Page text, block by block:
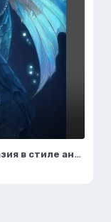
Морская императрица: Темная фантазия в стиле аниме с элементами готики и магии. Изображение из нейронной сети Midjourney